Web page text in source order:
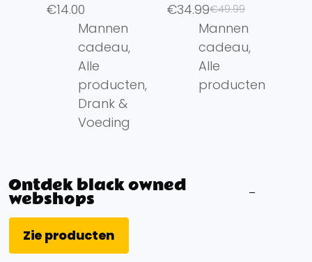
€14.00
Mannen
cadeau,
Alle
producten,
Drank &
Voeding
€49.99
€34.99
Mannen
cadeau,
Alle
producten
Ontdek black owned
webshops
Zie producten